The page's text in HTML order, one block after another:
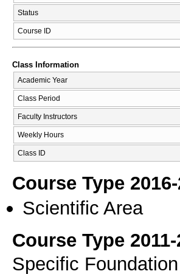
Status
Course ID
Class Information
Academic Year
Class Period
Faculty Instructors
Weekly Hours
Class ID
Course Type
Scientific Area
Course Type
Specific